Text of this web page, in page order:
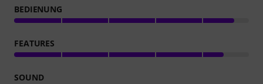
BEDIENUNG
FEATURES
SOUND